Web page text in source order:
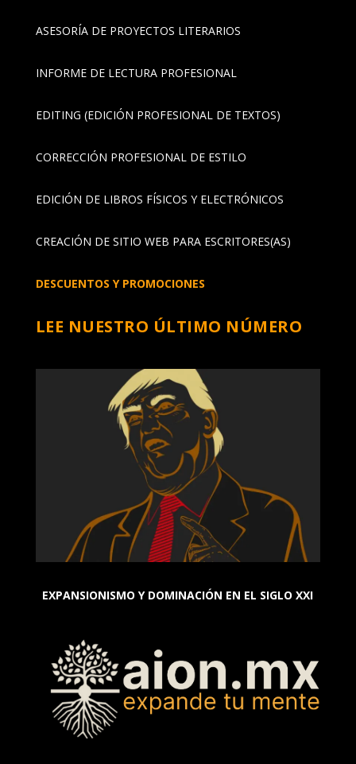
ASESORÍA DE PROYECTOS LITERARIOS
INFORME DE LECTURA PROFESIONAL
EDITING (EDICIÓN PROFESIONAL DE TEXTOS)
CORRECCIÓN PROFESIONAL DE ESTILO
EDICIÓN DE LIBROS FÍSICOS Y ELECTRÓNICOS
CREACIÓN DE SITIO WEB PARA ESCRITORES(AS)
DESCUENTOS Y PROMOCIONES
LEE NUESTRO ÚLTIMO NÚMERO
EXPANSIONISMO Y DOMINACIÓN EN EL SIGLO XXI